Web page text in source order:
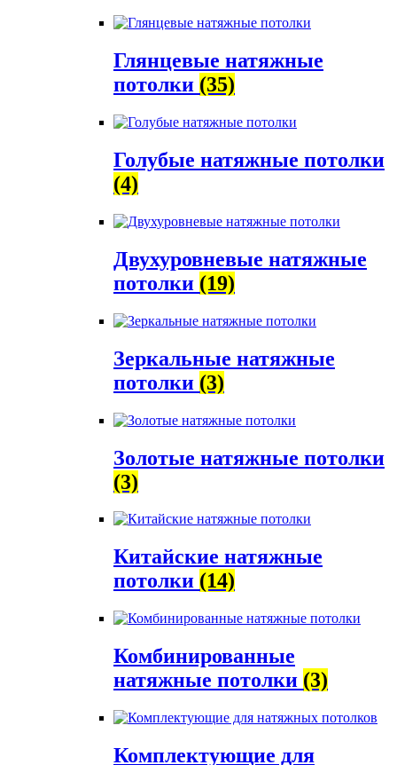
Глянцевые натяжные
потолки (35)
Голубые натяжные потолки
(4)
Двухуровневые натяжные
потолки (19)
Зеркальные натяжные
потолки (3)
Золотые натяжные потолки
(3)
Китайские натяжные
потолки (14)
Комбинированные
натяжные потолки (3)
Комплектующие для